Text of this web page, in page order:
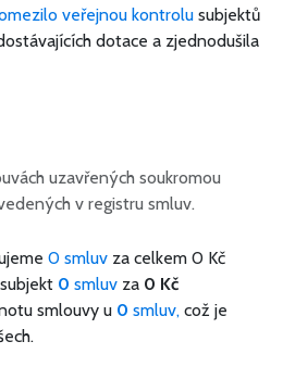
veřejnou kontrolu subjektů
dotace a zjednodušila
uzavřených soukromou
v registru smluv.
0 smluv za celkem 0 Kč
0 smluv za 0 Kč
smlouvy u 0 smluv, což je